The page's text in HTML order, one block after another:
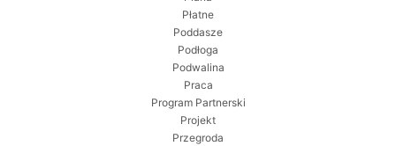
Płatne
Poddasze
Podłoga
Podwalina
Praca
Program Partnerski
Projekt
Przegroda